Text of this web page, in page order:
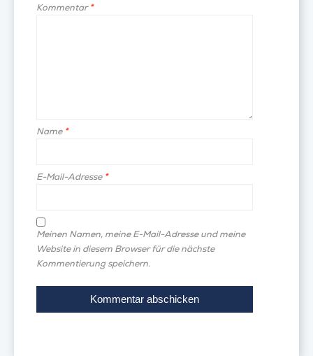
Kommentar*
Name *
E-Mail-Adresse *
Meinen Namen, meine E-Mail-Adresse und meine
Website in diesem Browser für die nächste
Kommentierung speichern.